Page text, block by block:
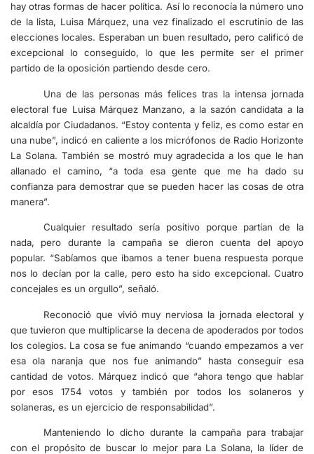
hay otras formas de hacer política. Así lo reconocía la número uno
de la lista, Luisa Márquez, una vez finalizado el escrutinio de las
elecciones locales. Esperaban un buen resultado, pero calificó de
excepcional lo conseguido, lo que les permite ser el primer
partido de la oposición partiendo desde cero.
Una de las personas más felices tras la intensa jornada
electoral fue Luisa Márquez Manzano, a la sazón candidata a la
alcaldía por Ciudadanos. “Estoy contenta y feliz, es como estar en
una nube”, indicó en caliente a los micrófonos de Radio Horizonte
La Solana. También se mostró muy agradecida a los que le han
allanado el camino, “a toda esa gente que me ha dado su
confianza para demostrar que se pueden hacer las cosas de otra
manera”.
Cualquier resultado sería positivo porque partían de la
nada, pero durante la campaña se dieron cuenta del apoyo
popular. “Sabíamos que íbamos a tener buena respuesta porque
nos lo decían por la calle, pero esto ha sido excepcional. Cuatro
concejales es un orgullo”, señaló.
Reconoció que vivió muy nerviosa la jornada electoral y
que tuvieron que multiplicarse la decena de apoderados por todos
los colegios. La cosa se fue animando “cuando empezamos a ver
esa ola naranja que nos fue animando” hasta conseguir esa
cantidad de votos. Márquez indicó que “ahora tengo que hablar
por esos 1754 votos y también por todos los solaneros y
solaneras, es un ejercicio de responsabilidad”.
Manteniendo lo dicho durante la campaña para trabajar
con el propósito de buscar lo mejor para La Solana, la líder de